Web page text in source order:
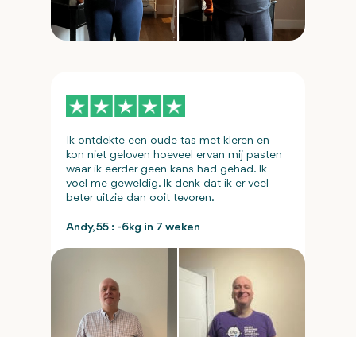
Andy, 55 : -6kg in 7 weken
Ik ontdekte een oude tas met kleren en
kon niet geloven hoeveel ervan mij pasten
waar ik eerder geen kans had gehad. Ik
voel me geweldig. Ik denk dat ik er veel
beter uitzie dan ooit tevoren.